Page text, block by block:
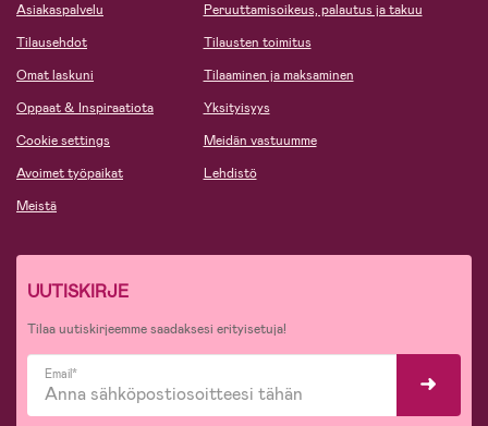
Asiakaspalvelu
Tilausehdot
Omat laskuni
Oppaat & Inspiraatiota
Cookie settings
Avoimet työpaikat
Meistä
Peruuttamisoikeus, palautus ja takuu
Tilausten toimitus
Tilaaminen ja maksaminen
Yksityisyys
Meidän vastuumme
Lehdistö
UUTISKIRJE
Tilaa uutiskirjeemme saadaksesi erityisetuja!
Email*